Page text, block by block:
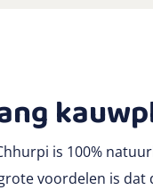
is 100%
voordelen is